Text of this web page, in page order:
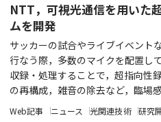
NTT，可視光通信を用いた
ムを開発
サッカーの試合やライブイベント
行なう際，多数のマイクを配置し
収録・処理することで，超指向性
の再構成，雑音の除去など，臨場
Web記事 ニュース 光関連技術 研究